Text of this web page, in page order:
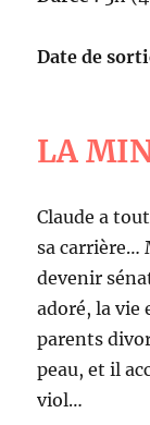
Date de
LA
Claude a
sa carrière…
devenir
adoré, la vie
parents
peau, et il
viol…